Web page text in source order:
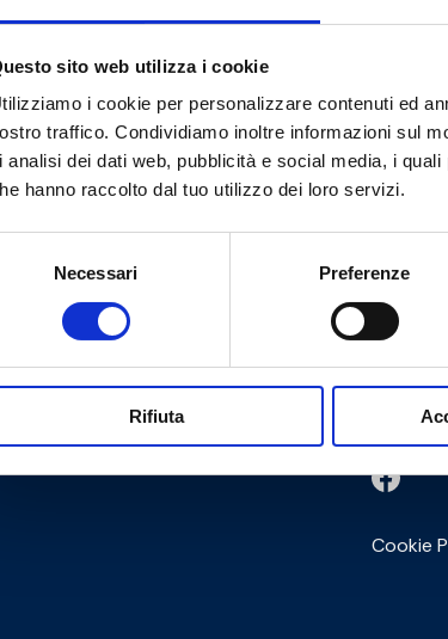
sito web utilizza i cookie
i cookie per personalizzare contenuti ed
traffico. Condividiamo inoltre informazioni sul
analisi dei dati web, pubblicità e social media, i
hanno raccolto dal tuo utilizzo dei loro servizi.
Necessari Preferenze
Rifiuta
Cookie